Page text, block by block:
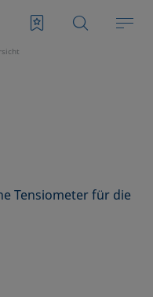
Tensiometer für die